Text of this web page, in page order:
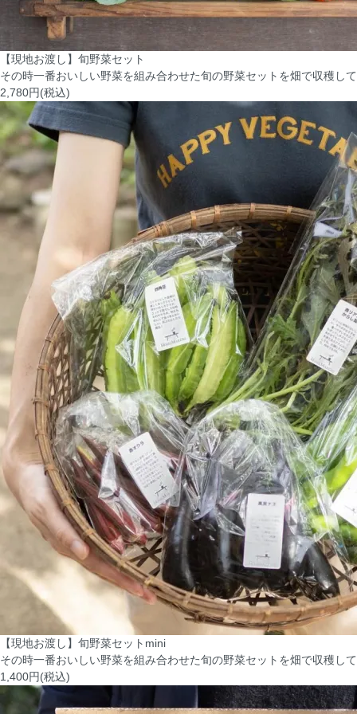
【現地お渡し】旬野菜セット
その時一番おいしい野菜を組み合わせた旬の野菜セットを畑で収穫し
2,780円(税込)
【現地お渡し】旬野菜セットmini
その時一番おいしい野菜を組み合わせた旬の野菜セットを畑で収穫し
1,400円(税込)